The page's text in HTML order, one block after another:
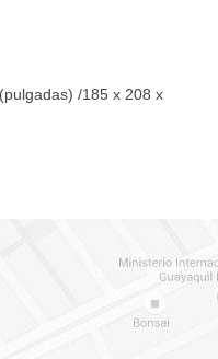
/185 x 208 x